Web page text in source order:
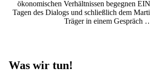
ökonomischen Verhältnissen begegnen
Tagen des Dialogs und schließlich dem
Träger in einem Gespräch
Was wir tun!